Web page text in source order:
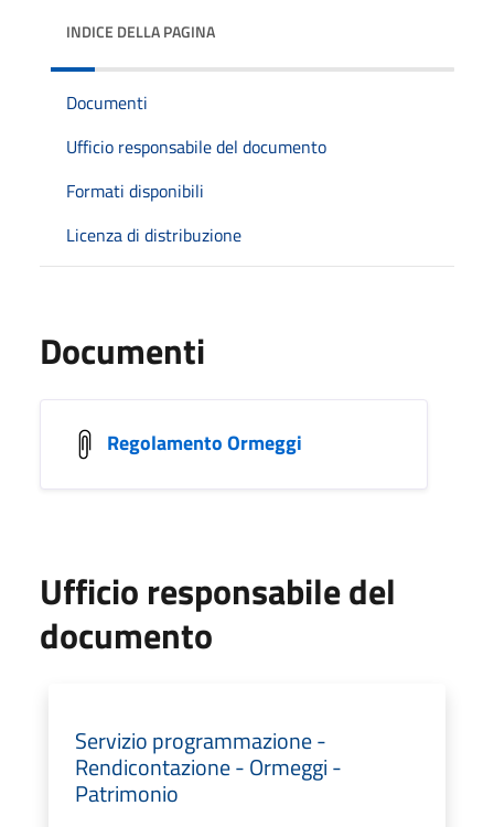
INDICE DELLA PAGINA
Documenti
Ufficio responsabile del documento
Formati disponibili
Licenza di distribuzione
Documenti
Regolamento Ormeggi
Ufficio responsabile del
documento
Servizio programmazione -
Rendicontazione - Ormeggi -
Patrimonio